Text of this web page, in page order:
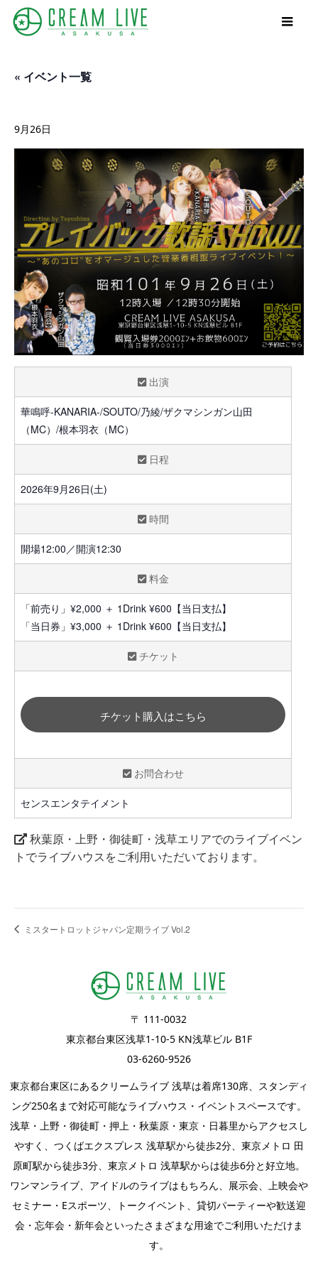
« イベント一覧
9月26日
出演
華鳴呼-KANARIA-/SOUTO/乃綾/ザクマシンガン山田
（MC）/根本羽衣（MC）
日程
2026年9月26日(土)
時間
開場12:00／開演12:30
料金
「前売り」¥2,000 ＋ 1Drink ¥600【当日支払】
「当日券」¥3,000 ＋ 1Drink ¥600【当日支払】
チケット
チケット購入はこちら
お問合わせ
センスエンタテイメント
秋葉原・上野・御徒町・浅草エリアでのライブイベン
トでライブハウスをご利用いただいております。
ミスタートロットジャパン定期ライブ Vol.2
〒 111-0032
東京都台東区浅草1-10-5 KN浅草ビル B1F
03-6260-9526
東京都台東区にあるクリームライブ 浅草は着席130席、スタンディ
ング250名まで対応可能なライブハウス・イベントスペースです。
浅草・上野・御徒町・押上・秋葉原・東京・日暮里からアクセスし
やすく、つくばエクスプレス 浅草駅から徒歩2分、東京メトロ 田
原町駅から徒歩3分、東京メトロ 浅草駅からは徒歩6分と好立地。
ワンマンライブ、 アイドルのライブはもちろん、 展示会、上映会や
セミナー・ Eスポーツ、 トークイベント 、 貸切パーティーや歓送迎
会・忘年会・新年会といったさまざまな用途でご利用いただけま
す。